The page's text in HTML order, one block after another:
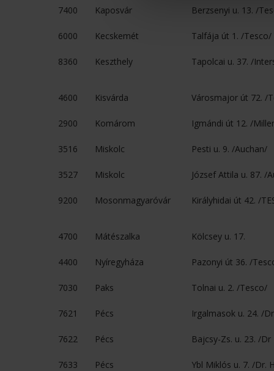
7400 Kaposvár Berzsenyi u. 13. /
6000 Kecskemét Talfája út 1. /Tesco/
8360 Keszthely Tapolcai u. 37. /
4600 Kisvárda Városmajor út 72. /
2900 Komárom Igmándi út 12. /
3516 Miskolc Pesti u. 9. /Auchan/
3527 Miskolc József Attila u. 87. /
9200 Mosonmagyaróvár Királyhidai út 42. /
4700 Mátészalka Kölcsey u. 17.
4400 Nyíregyháza Pazonyi út 36. /
7030 Paks Tolnai u. 2. /Tesco/
7621 Pécs Irgalmasok u. 24. /
7622 Pécs Bajcsy-Zs. u. 23. /
7633 Pécs Ybl Miklós u. 7. /Dr.